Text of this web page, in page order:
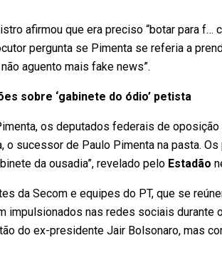
afirmou que era preciso “botar para f…
pergunta se Pimenta se referia a
aguento mais fake news”.
sobre ‘gabinete do ódio’ petista
os deputados federais de
o sucessor de Paulo Pimenta na pasta.
da ousadia”, revelado pelo Estadão
da Secom e equipes do PT, que se
impulsionados nas redes sociais durante
do ex-presidente Jair Bolsonaro, mas